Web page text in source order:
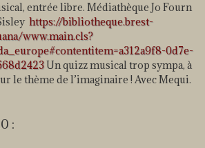
entrée libre. Médiathèque Jo Fourn
https://bibliotheque.brest-
www.main.cls?
0d7e-
Un quizz musical trop sympa, à
le thème de l’imaginaire ! Avec Mequi.
: